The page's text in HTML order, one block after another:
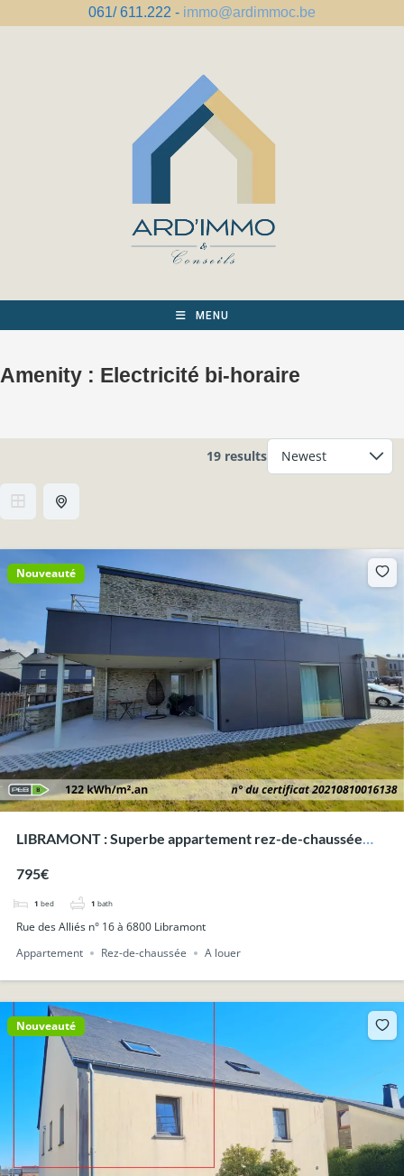
061/ 611.222 - immo@ardimmoc.be
MENU
Amenity : Electricité bi-horaire
19 results
Nouveauté
LIBRAMONT : Superbe appartement rez-de-chaussée
795€
1 bed 1 bath
Rue des Alliés n° 16 à 6800 Libramont
Appartement
Rez-de-chaussée A louer
Nouveauté